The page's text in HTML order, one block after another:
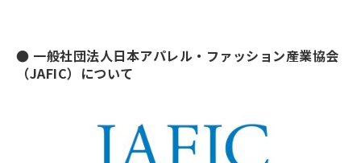
● 一般社団法人日本アパレル・ファッション産業協会
（JAFIC）について